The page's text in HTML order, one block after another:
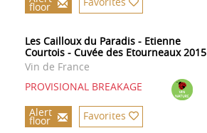
floor
Les Cailloux du Paradis - Etienne
Courtois - Cuvée des Etourneaux 2015
Vin de France
PROVISIONAL BREAKAGE
Alert
floor Favorites